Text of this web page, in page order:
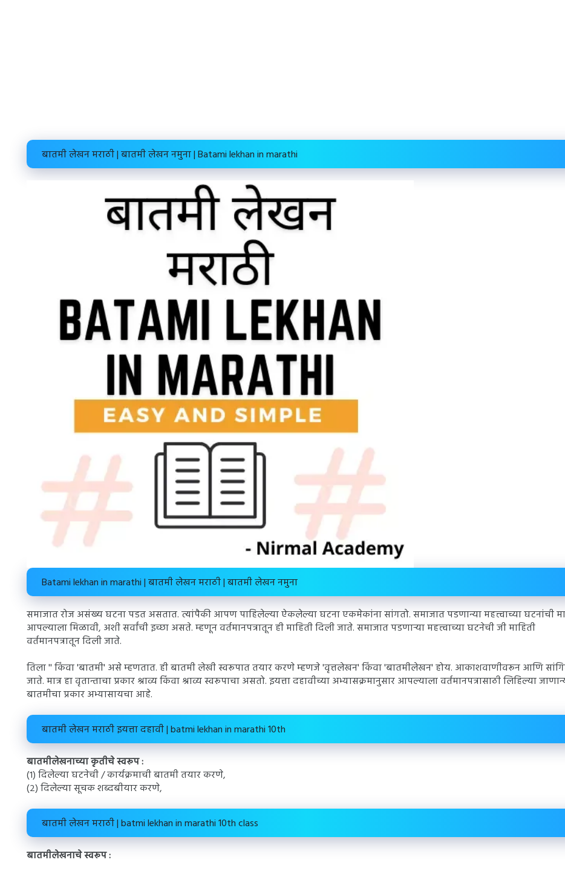
बातमी लेखन मराठी | बातमी लेखन नमुना | Batami lekhan in marathi
Batami lekhan in marathi | बातमी लेखन मराठी | बातमी लेखन नमुना
समाजात रोज असंख्य घटना पडत असतात. त्यांपैकी आपण पाहिलेल्या ऐकलेल्या घटना एकमेकांना सांगतो. समाजात पडणान्या महत्त्वाच्या घटनांची
आपल्याला मिळावी, अशी सर्वांची इच्छा असते. म्हणून वर्तमानपत्रातून ही माहिती दिली जाते. समाजात पडणाऱ्या महत्त्वाच्या घटनेची जी माहिती
वर्तमानपत्रातून दिली जाते.
तिला '' किंवा 'बातमी' असे म्हणतात. ही बातमी लेखी स्वरूपात तयार करणे म्हणजे 'वृत्तलेखन' किंवा 'बातमीलेखन' होय. आकाशवाणीवरून आणि
जाते. मात्र हा वृतान्ताचा प्रकार श्राव्य किंवा श्राव्य स्वरूपाचा असतो. इयत्ता दहावीच्या अभ्यासक्रमानुसार आपल्याला वर्तमानपत्रासाठी लिहिल्या
बातमीचा प्रकार अभ्यासायचा आहे.
बातमी लेखन मराठी इयत्ता दहावी | batmi lekhan in marathi 10th
बातमीलेखनाच्या कृतीचे स्वरूप :
(१) दिलेल्या घटनेची / कार्यक्रमाची बातमी तयार करणे,
(२) दिलेल्या सूचक शब्दबीयार करणे,
बातमी लेखन मराठी | batmi lekhan in marathi 10th class
बातमीलेखनाचे स्वरूप :